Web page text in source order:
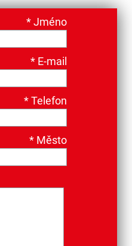
*Jméno
*E-mail
*Telefon
*Město